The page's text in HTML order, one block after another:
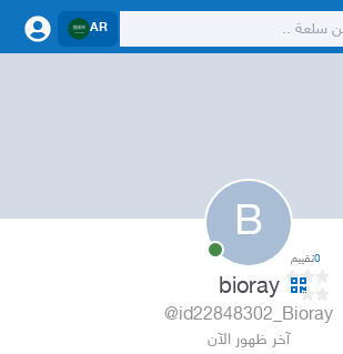
AR
B
0تقييم
bioray
@id22848302_Bioray
آخر ظهور الآن